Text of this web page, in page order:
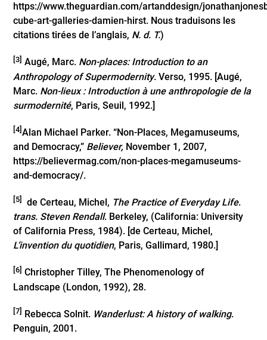
https://www.theguardian.com/artanddesign/
cube-art-galleries-damien-hirst. Nous traduisons les
citations tirées de l’anglais, N. d. T.)
[3] Augé, Marc. Non-places: Introduction to an
Anthropology of Supermodernity. Verso, 1995. [Augé,
Marc. Non-lieux : Introduction à une anthropologie de la
surmodernité, Paris, Seuil, 1992.]
[4]Alan Michael Parker. “Non-Places, Megamuseums,
and Democracy,” Believer, November 1, 2007,
https://believermag.com/non-places-megamuseums-
and-democracy/.
[5] de Certeau, Michel, The Practice of Everyday Life.
trans. Steven Rendall. Berkeley, (California: University
of California Press, 1984). [de Certeau, Michel,
L’invention du quotidien, Paris, Gallimard, 1980.]
[6] Christopher Tilley, The Phenomenology of
Landscape (London, 1992), 28.
[7] Rebecca Solnit. Wanderlust: A history of walking.
Penguin, 2001.